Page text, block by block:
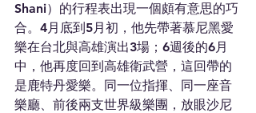
Shani）的行程表出現一個頗有意思的巧
合。4月底到5月初，他先帶著慕尼黑愛
樂在台北與高雄演出3場；6週後的6月
中，他再度回到高雄衛武營，這回帶的
是鹿特丹愛樂。同一位指揮、同一座音
樂廳、前後兩支世界級樂團，放眼沙尼